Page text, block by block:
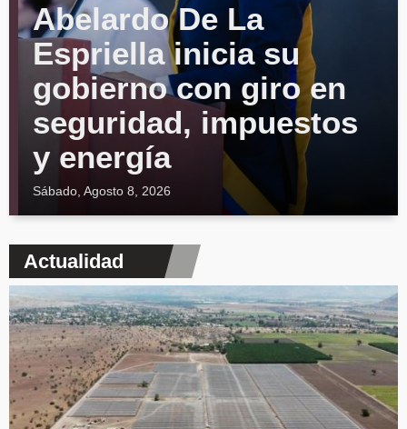
Abelardo De La
Espriella inicia su
gobierno con giro en
seguridad, impuestos
y energía
Sábado, Agosto 8, 2026
Actualidad